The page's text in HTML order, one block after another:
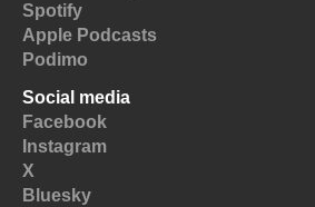
Spotify
Apple Podcasts
Podimo
Social media
Facebook
Instagram
X
Bluesky